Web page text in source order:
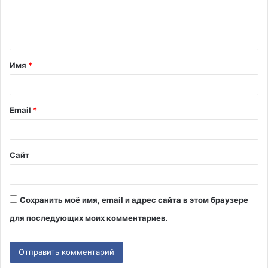
т
а
й
*
Имя *
Email *
Сайт
Сохранить моё имя, email и адрес сайта в этом браузере
для последующих моих комментариев.